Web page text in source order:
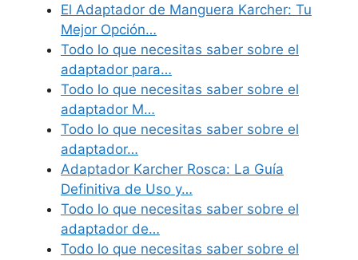
El Adaptador de Manguera Karcher: Tu
Mejor Opción…
Todo lo que necesitas saber sobre el
adaptador para…
Todo lo que necesitas saber sobre el
adaptador M…
Todo lo que necesitas saber sobre el
adaptador…
Adaptador Karcher Rosca: La Guía
Definitiva de Uso y…
Todo lo que necesitas saber sobre el
adaptador de…
Todo lo que necesitas saber sobre el